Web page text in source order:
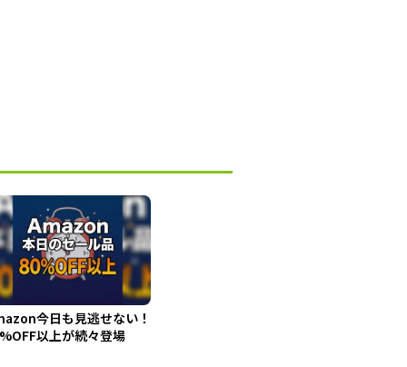
今日も見逃せない！
以上が続々登場